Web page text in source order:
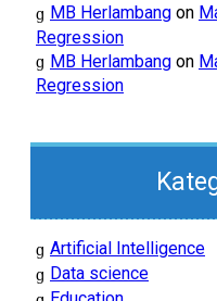
MB Herlambang on
Regression
MB Herlambang on
Regression
Artificial Intelligence
Data science